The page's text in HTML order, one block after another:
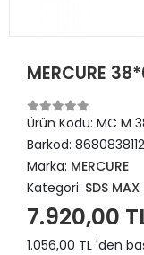
MERCURE
Ürün Kodu: MC M
Barkod:
Marka: MERCURE
Kategori: SDS
7.920,00
1.056,00 TL 'den